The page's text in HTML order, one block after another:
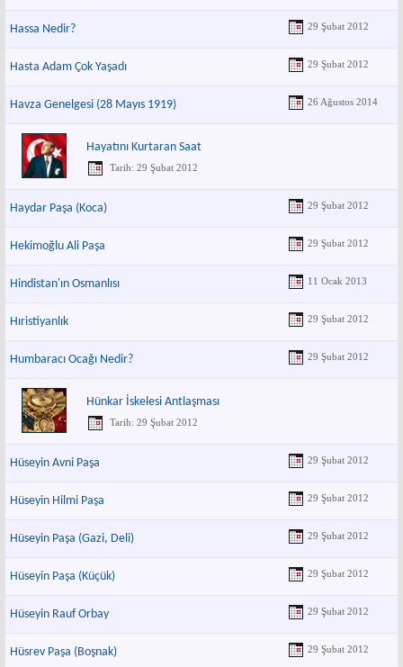
Hassa Nedir? 29 Şubat 2012
Hasta Adam Çok Yaşadı 29 Şubat 2012
Havza Genelgesi (28 Mayıs 1919) 26 Ağustos 2014
Hayatını Kurtaran Saat
Tarih: 29 Şubat 2012
Haydar Paşa (Koca) 29 Şubat 2012
Hekimoğlu Ali Paşa 29 Şubat 2012
Hindistan'ın Osmanlısı 11 Ocak 2013
Hıristiyanlık 29 Şubat 2012
Humbaracı Ocağı Nedir? 29 Şubat 2012
Hünkar İskelesi Antlaşması
Tarih: 29 Şubat 2012
Hüseyin Avni Paşa 29 Şubat 2012
Hüseyin Hilmi Paşa 29 Şubat 2012
Hüseyin Paşa (Gazi, Deli) 29 Şubat 2012
Hüseyin Paşa (Küçük) 29 Şubat 2012
Hüseyin Rauf Orbay 29 Şubat 2012
Hüsrev Paşa (Boşnak) 29 Şubat 2012